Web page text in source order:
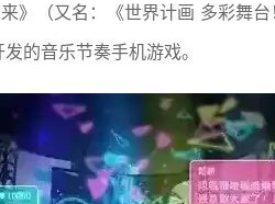
》（又名：《世界计画 多彩舞
的音乐节奏手机游戏。